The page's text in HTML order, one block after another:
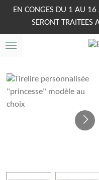
Passer
contenu
principal
EN CONGES DU 1 AU
SERONT TRAITEES